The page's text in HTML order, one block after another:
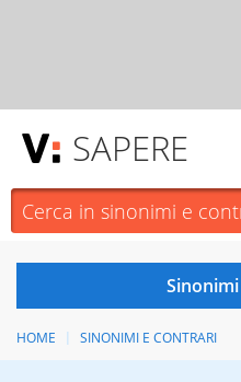
SAPERE
HOME SINONIMI E CONTRARI